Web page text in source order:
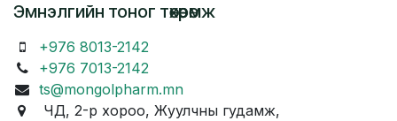
Эмнэлгийн тоног төхөөрөмж
+976 8013-2142
+976 7013-2142
ts@mongolpharm.mn
ЧД, 2-р хороо, Жуулчны гудамж,